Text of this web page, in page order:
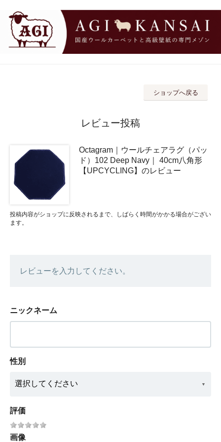
ショップへ戻る
レビュー投稿
Octagram｜ウールチェアラグ（パッ
ド）102 Deep Navy｜ 40cm八角形
【UPCYCLING】のレビュー
投稿内容がショップに反映されるまで、しばらく時間がかかる場合がござい
ます。
レビューを入力してください。
ニックネーム
性別
評価
画像